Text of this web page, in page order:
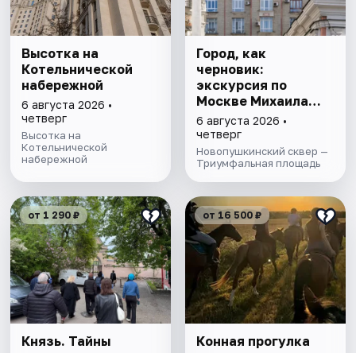
Высотка на
Котельнической
набережной
6 августа 2026 •
четверг
Высотка на
Котельнической
набережной
Город, как
черновик:
экскурсия по
Москве Михаила
Булгакова
6 августа 2026 •
четверг
Новопушкинский сквер —
Триумфальная площадь
от 1 290 ₽
Князь. Тайны
от 16 500 ₽
Конная прогулка